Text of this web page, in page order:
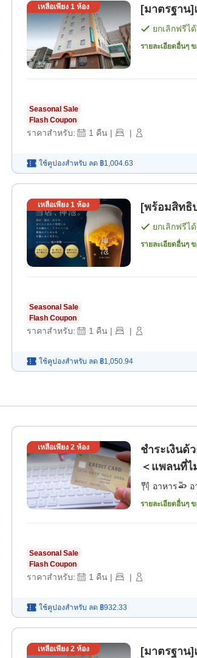
เหลือเพียง 1ห้อง [มาตรฐาน
ยกเลิกฟรีไ
รายละเอียดอื่นๆ
Seasonal Sale
Flash Coupon
ราคาสำหรับ: 1 คืน | |
ใช้คูปองสำหรับ ลด ฿1,004.63
เหลือเพียง 1ห้อง [พร้อมสิทธิ
ยกเลิกฟรีไ
รายละเอียดอื่นๆ
Seasonal Sale
Flash Coupon
ราคาสำหรับ: 1 คืน | |
ใช้คูปองสำหรับ ลด ฿1,050.94
เหลือเพียง 2ห้อง
ชำระเงินด้
＜แพลนที่ไ
อาหาร อ
รายละเอียดอื่นๆ
Seasonal Sale
Flash Coupon
ราคาสำหรับ: 1 คืน | |
ใช้คูปองสำหรับ ลด ฿932.33
เหลือเพียง 2ห้อง [มาตรฐาน